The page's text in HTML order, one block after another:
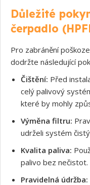
Důležité
čerpadlo
Pro zabránění
dodržte následující
Čištění: Před
celý palivový
které by mohly
Výměna filtru:
udrželi systém
Kvalita paliva:
palivo bez nečistot.
Pravidelná údržba: